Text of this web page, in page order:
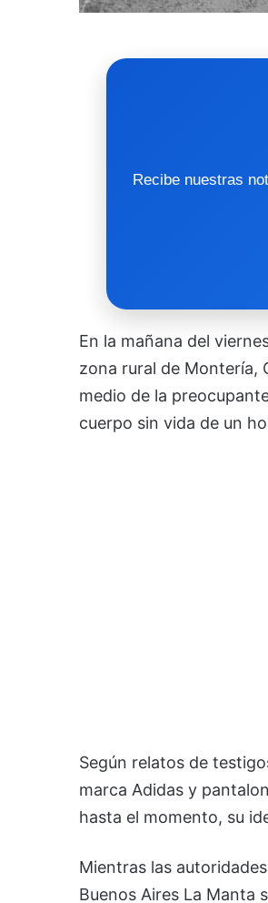
Recibe nuestras
En la mañana del
zona rural de Montería,
medio de la
cuerpo sin vida de un
Según relatos de
marca Adidas y
hasta el momento, su
Mientras las
Buenos Aires La Manta